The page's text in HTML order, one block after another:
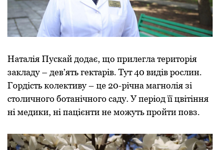
Наталія Пускай додає, що прилегла територія
закладу – дев’ять гектарів. Тут 40 видів рослин.
Гордість колективу – це 20-річна магнолія зі
столичного ботанічного саду. У період її цвітіння
ні медики, ні пацієнти не можуть пройти повз.